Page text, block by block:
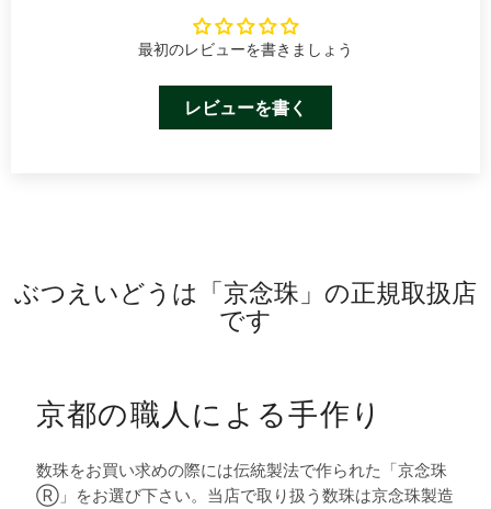
最初のレビューを書きましょう
レビューを書く
ぶつえいどうは「京念珠」の正規取扱店
です
京都の職人による手作り
数珠をお買い求めの際には伝統製法で作られた「京念珠
Ⓡ」をお選び下さい。当店で取り扱う数珠は京念珠製造